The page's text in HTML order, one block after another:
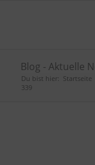
Blog - Aktuelle
Du bist hier: Startseite
339